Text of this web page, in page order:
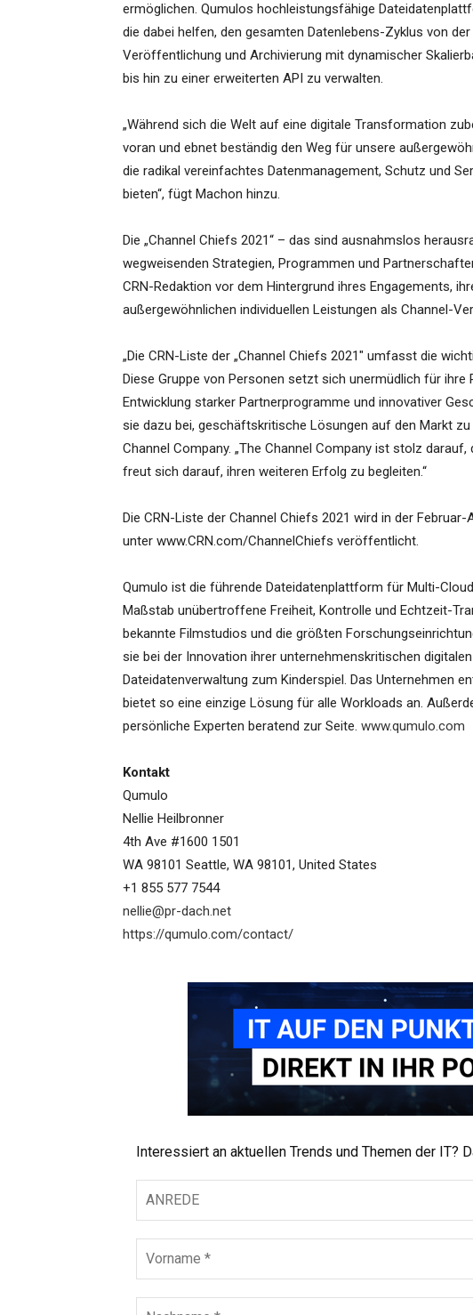
ermöglichen. Qumulos hochleistungsfähige
die dabei helfen, den gesamten Datenlebens-Zyklus von
Veröffentlichung und Archivierung mit dynamischer
bis hin zu einer erweiterten API zu verwalten.
„Während sich die Welt auf eine digitale Transformation
voran und ebnet beständig den Weg für unsere
die radikal vereinfachtes Datenmanagement, Schutz und
bieten“, fügt Machon hinzu.
Die „Channel Chiefs 2021“ – das sind ausnahmslos
wegweisenden Strategien, Programmen und
CRN-Redaktion vor dem Hintergrund ihres Engagements,
außergewöhnlichen individuellen Leistungen als Channel-
„Die CRN-Liste der „Channel Chiefs 2021″ umfasst die
Diese Gruppe von Personen setzt sich unermüdlich für
Entwicklung starker Partnerprogramme und innovativer
sie dazu bei, geschäftskritische Lösungen auf den Markt zu
Channel Company. „The Channel Company ist stolz
freut sich darauf, ihren weiteren Erfolg zu begleiten.“
Die CRN-Liste der Channel Chiefs 2021 wird in der
unter www.CRN.com/ChannelChiefs veröffentlicht.
Qumulo ist die führende Dateidatenplattform für Multi-
Maßstab unübertroffene Freiheit, Kontrolle und Echtzeit-
bekannte Filmstudios und die größten
sie bei der Innovation ihrer unternehmenskritischen
Dateidatenverwaltung zum Kinderspiel. Das Unternehmen
bietet so eine einzige Lösung für alle Workloads an.
persönliche Experten beratend zur Seite. www.qumulo.com
Kontakt
Qumulo
Nellie Heilbronner
4th Ave #1600 1501
WA 98101 Seattle, WA 98101, United States
+1 855 577 7544
nellie@pr-dach.net
https://qumulo.com/contact/
Interessiert an aktuellen Trends und Themen der IT?